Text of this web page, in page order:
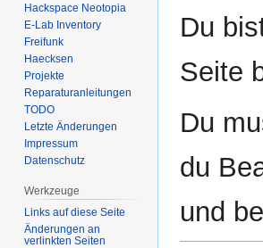
Navigation
Suche
Du
Seite
Du
du
und
Hackspace Neotopia
E-Lab Inventory
Freifunk
Haecksen
Projekte
Reparaturanleitungen
TODO
Letzte Änderungen
Impressum
Datenschutz
Werkzeuge
Links auf diese Seite
Änderungen an
verlinkten Seiten